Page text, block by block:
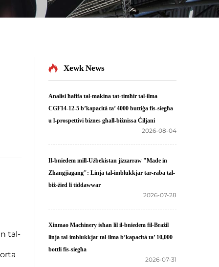
tal-
Xewk News
Analisi ħafifa tal-makina tat-timħir tal-ilma
CGF14-12-5 b’kapacità ta’ 4000 buttiġa fis-siegħa
u l-prospettivi biznes għall-biżnissa Ċiljani
2026-08-04
Il-bniedem mill-Użbekistan jizzarraw "Made in
Zhangjiagang": Linja tal-imblukkjar tar-raba tal-
biż-żied li tiddawwar
2026-07-28
Xinmao Machinery isħan lil il-bniedem fil-Brażil
linja tal-imblukkjar tal-ilma b’kapacità ta’ 10,000
bottli fis-siegħa
2026-07-31